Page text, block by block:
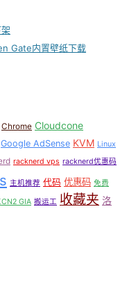
Gate内置壁纸下载
Chrome Cloudcone
Google AdSense KVM Linux
racknerd vps racknerd优惠码
主机推荐 代码 优惠码 免费
GIA 搬运工 收藏夹 洛